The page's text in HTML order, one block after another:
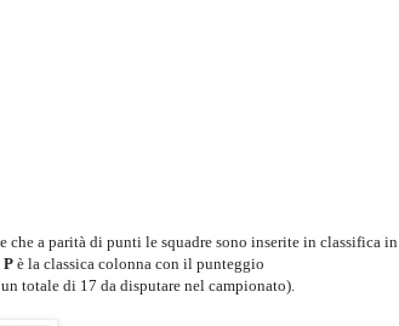
che a parità di punti le squadre sono inserite in classifica in
P è la classica colonna con il punteggio
totale di 17 da disputare nel campionato).